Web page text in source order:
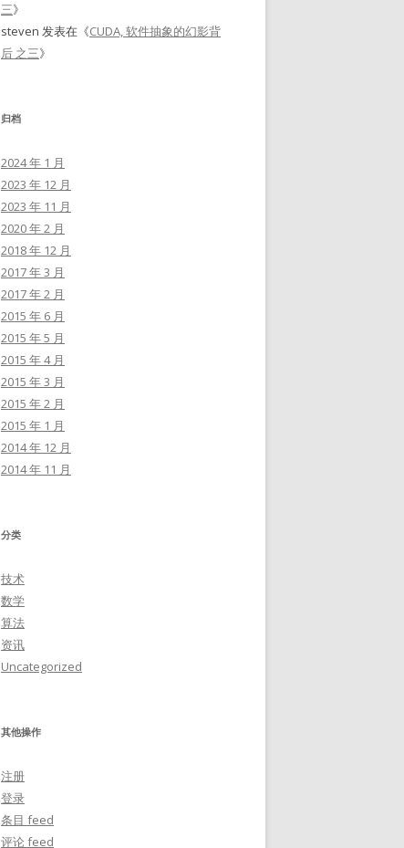
三》
steven 发表在《CUDA, 软件抽象的幻影背
后 之三》
归档
2024 年 1 月
2023 年 12 月
2023 年 11 月
2020 年 2 月
2018 年 12 月
2017 年 3 月
2017 年 2 月
2015 年 6 月
2015 年 5 月
2015 年 4 月
2015 年 3 月
2015 年 2 月
2015 年 1 月
2014 年 12 月
2014 年 11 月
分类
技术
数学
算法
资讯
Uncategorized
其他操作
注册
登录
条目 feed
评论 feed